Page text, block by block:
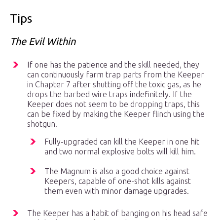
Tips
The Evil Within
If one has the patience and the skill needed, they
can continuously farm trap parts from the Keeper
in Chapter 7 after shutting off the toxic gas, as he
drops the barbed wire traps indefinitely. If the
Keeper does not seem to be dropping traps, this
can be fixed by making the Keeper flinch using the
shotgun.
Fully-upgraded can kill the Keeper in one hit
and two normal explosive bolts will kill him.
The Magnum is also a good choice against
Keepers, capable of one-shot kills against
them even with minor damage upgrades.
The Keeper has a habit of banging on his head safe